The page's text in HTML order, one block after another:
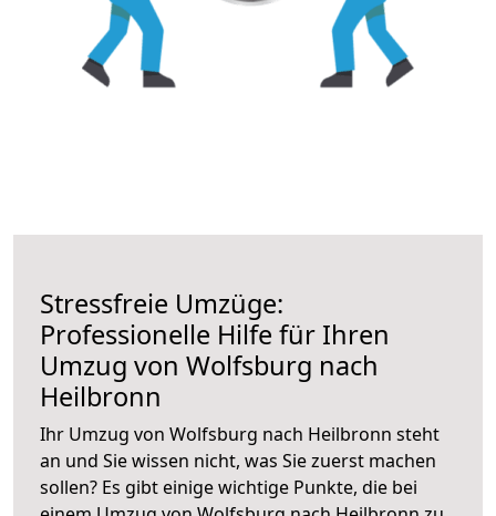
Stressfreie Umzüge:
Professionelle Hilfe für Ihren
Umzug von Wolfsburg nach
Heilbronn
Ihr Umzug von Wolfsburg nach Heilbronn steht
an und Sie wissen nicht, was Sie zuerst machen
sollen? Es gibt einige wichtige Punkte, die bei